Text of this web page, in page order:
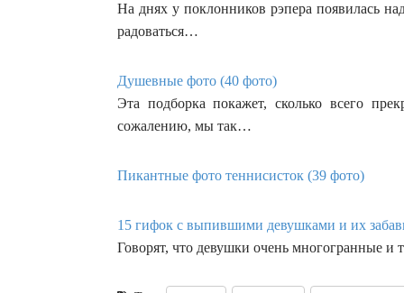
На днях у поклонников рэпера появилась
радоваться…
Душевные фото (40 фото)
Эта подборка покажет, сколько всего
сожалению, мы так…
Пикантные фото теннисисток (39 фото)
15 гифок с выпившими девушками и их
Говорят, что девушки очень многогранные